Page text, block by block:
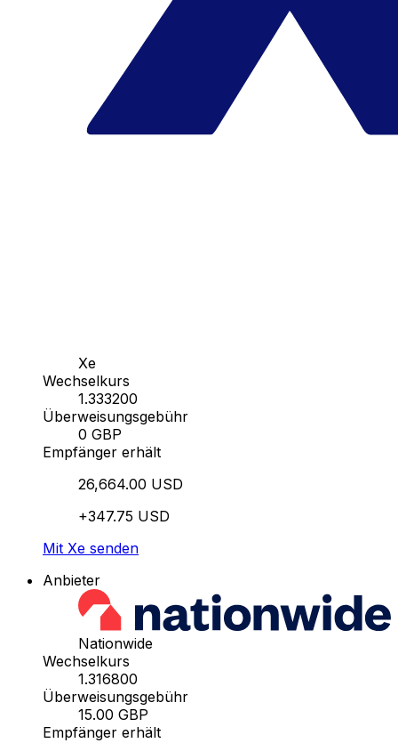
Xe
Wechselkurs
1.333200
Überweisungsgebühr
0 GBP
Empfänger erhält
26,664.00 USD
+347.75 USD
Mit Xe senden
Anbieter
Nationwide
Wechselkurs
1.316800
Überweisungsgebühr
15.00 GBP
Empfänger erhält